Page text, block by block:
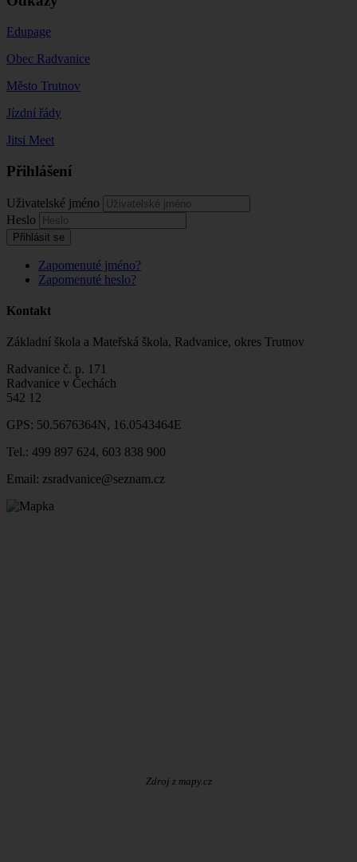
Edupage
Obec Radvanice
Město Trutnov
Jízdní řády
Jitsi Meet
Přihlášení
Uživatelské jméno
Heslo
Přihlásit se
Zapomenuté jméno?
Zapomenuté heslo?
Kontakt
Základní škola a Mateřská škola, Radvanice, okres Trutnov
Radvanice č. p. 171
Radvanice v Čechách
542 12
GPS: 50.5676364N, 16.0543464E
Tel.: 499 897 624, 603 838 900
Email: zsradvanice@seznam.cz
Zdroj z mapy.cz